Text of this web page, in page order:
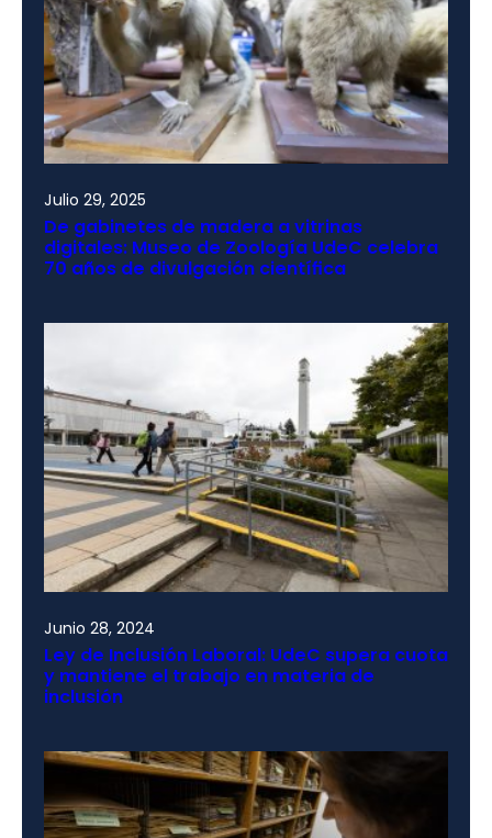
Julio 29, 2025
De gabinetes de madera a vitrinas
digitales: Museo de Zoología UdeC celebra
70 años de divulgación científica
Junio 28, 2024
Ley de Inclusión Laboral: UdeC supera cuota
y mantiene el trabajo en materia de
inclusión